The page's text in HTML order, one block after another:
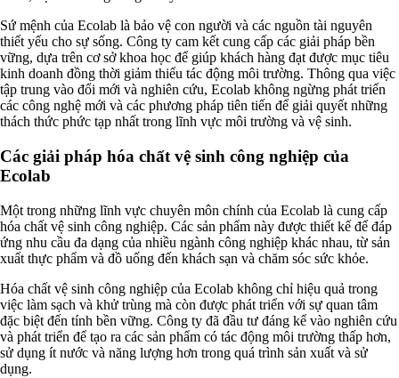
Sứ mệnh của Ecolab là bảo vệ con người và các nguồn tài nguyên
thiết yếu cho sự sống. Công ty cam kết cung cấp các giải pháp bền
vững, dựa trên cơ sở khoa học để giúp khách hàng đạt được mục tiêu
kinh doanh đồng thời giảm thiểu tác động môi trường. Thông qua việc
tập trung vào đổi mới và nghiên cứu, Ecolab không ngừng phát triển
các công nghệ mới và các phương pháp tiên tiến để giải quyết những
thách thức phức tạp nhất trong lĩnh vực môi trường và vệ sinh.
Các giải pháp hóa chất vệ sinh công nghiệp của
Ecolab
Một trong những lĩnh vực chuyên môn chính của Ecolab là cung cấp
hóa chất vệ sinh công nghiệp. Các sản phẩm này được thiết kế để đáp
ứng nhu cầu đa dạng của nhiều ngành công nghiệp khác nhau, từ sản
xuất thực phẩm và đồ uống đến khách sạn và chăm sóc sức khỏe.
Hóa chất vệ sinh công nghiệp của Ecolab không chỉ hiệu quả trong
việc làm sạch và khử trùng mà còn được phát triển với sự quan tâm
đặc biệt đến tính bền vững. Công ty đã đầu tư đáng kể vào nghiên cứu
và phát triển để tạo ra các sản phẩm có tác động môi trường thấp hơn,
sử dụng ít nước và năng lượng hơn trong quá trình sản xuất và sử
dụng.